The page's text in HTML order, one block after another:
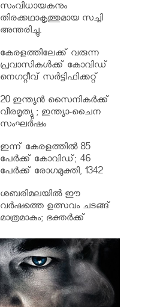
സംവിധായകനും
തിരക്കഥാകൃത്തുമായ സച്ചി
അന്തരിച്ചു.
കേരളത്തിലേക്ക് വരുന്ന
പ്രവാസികള്‍ക്ക് കോവിഡ്
നെഗറ്റീവ് സര്‍ട്ടിഫിക്കറ്റ്
20 ഇന്ത്യൻ സൈനികർക്ക്
വീരമൃത്യു ; ഇന്ത്യാ-ചൈന
സംഘർഷം
ഇന്ന് കേരളത്തിൽ 85
പേർക്ക് കോവിഡ്; 46
പേർക്ക് രോഗമുക്തി, 1342
ശബരിമലയില്‍ ഈ
വർഷത്തെ ഉത്സവം ചടങ്ങ്
മാത്രമാകും; ഭക്തർക്ക്